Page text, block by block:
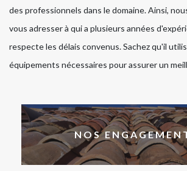
des professionnels dans le domaine. Ainsi,
vous adresser à qui a plusieurs années
respecte les délais convenus. Sachez qu'il
équipements nécessaires pour assurer un
NOS